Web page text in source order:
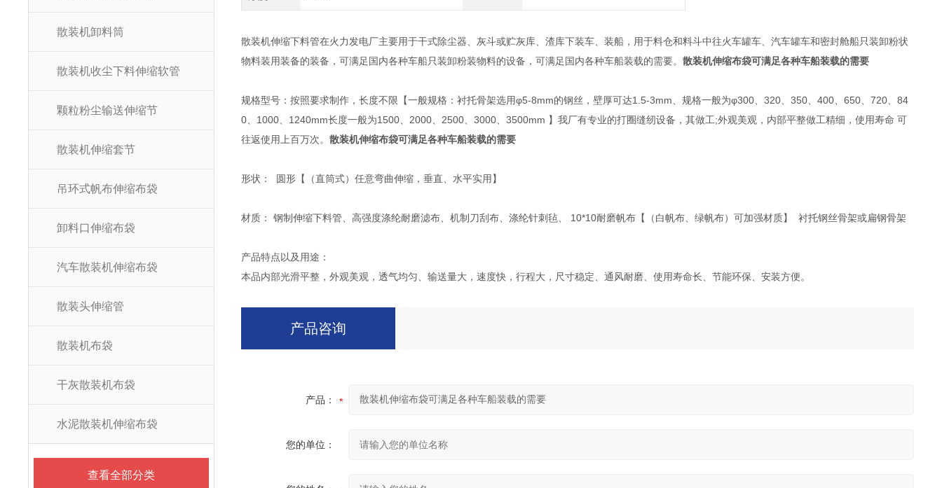
散装机卸料筒
散装机收尘下料伸缩软管
颗粒粉尘输送伸缩节
散装机伸缩套节
吊环式帆布伸缩布袋
卸料口伸缩布袋
汽车散装机伸缩布袋
散装头伸缩管
散装机布袋
干灰散装机布袋
水泥散装机伸缩布袋
查看全部分类
散装机伸缩下料管在火力发电厂主要用于干式除尘器、灰斗或贮灰库、渣库下装车、装船，用于料仓和料斗中往火车罐车、汽车罐车和密封舱船只装卸粉状
物料装用装备的装备，可满足国内各种车船只装卸粉装物料的设备，可满足国内各种车船装载的需要。 散装机伸缩布袋可满足各种车船装载的需要
规格型号：按照要求制作，长度不限【一般规格：衬托骨架选用φ5-8mm的钢丝，壁厚可达1.5-3mm、规格一般为φ300、320、350、400、650、720、84
0、1000、1240mm长度一般为1500、2000、2500、3000、3500mm 】我厂有专业的打圈缝纫设备，其做工;外观美观，内部平整做工精细，使用寿命 可
往返使用上百万次。 散装机伸缩布袋可满足各种车船装载的需要
形状： 圆形【（直筒式）任意弯曲伸缩，垂直、水平实用】
材质： 钢制伸缩下料管、高强度涤纶耐磨滤布、机制刀刮布、涤纶针刺毡、 10*10耐磨帆布【（白帆布、绿帆布）可加强材质】 衬托钢丝骨架或扁钢骨架
产品特点以及用途：
本品内部光滑平整，外观美观，透气均匀、输送量大，速度快，行程大，尺寸稳定、通风耐磨、使用寿命长、节能环保、安装方便。
产品咨询
产品：
您的单位：